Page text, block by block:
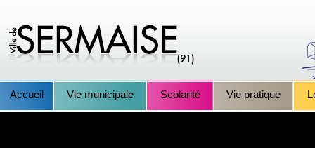
Accueil Vie municipale Scolarité Vie pratique